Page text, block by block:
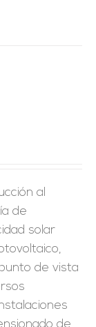
al
de
solar
de vista